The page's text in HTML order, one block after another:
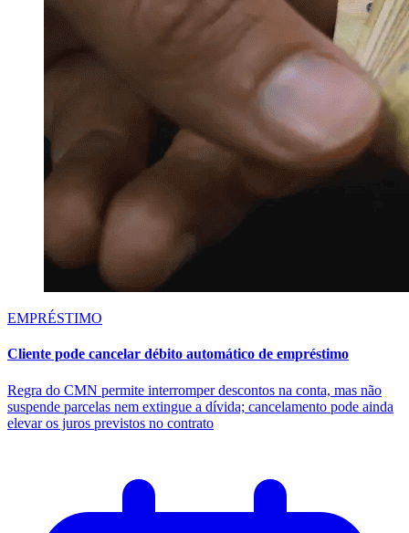
EMPRÉSTIMO
Cliente pode cancelar débito automático de empréstimo
Regra do CMN permite interromper descontos na conta, mas não
suspende parcelas nem extingue a dívida; cancelamento pode ainda
elevar os juros previstos no contrato